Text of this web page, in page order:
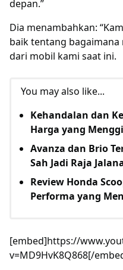
depan.”
Dia menambahkan:
baik tentang
dari mobil kami saat ini.
You may also like...
Kehandalan dan
Harga yang
Avanza dan Brio
Sah Jadi Raja
Review Honda
Performa yang
[embed]https://
v=MD9HvK8Q868[/